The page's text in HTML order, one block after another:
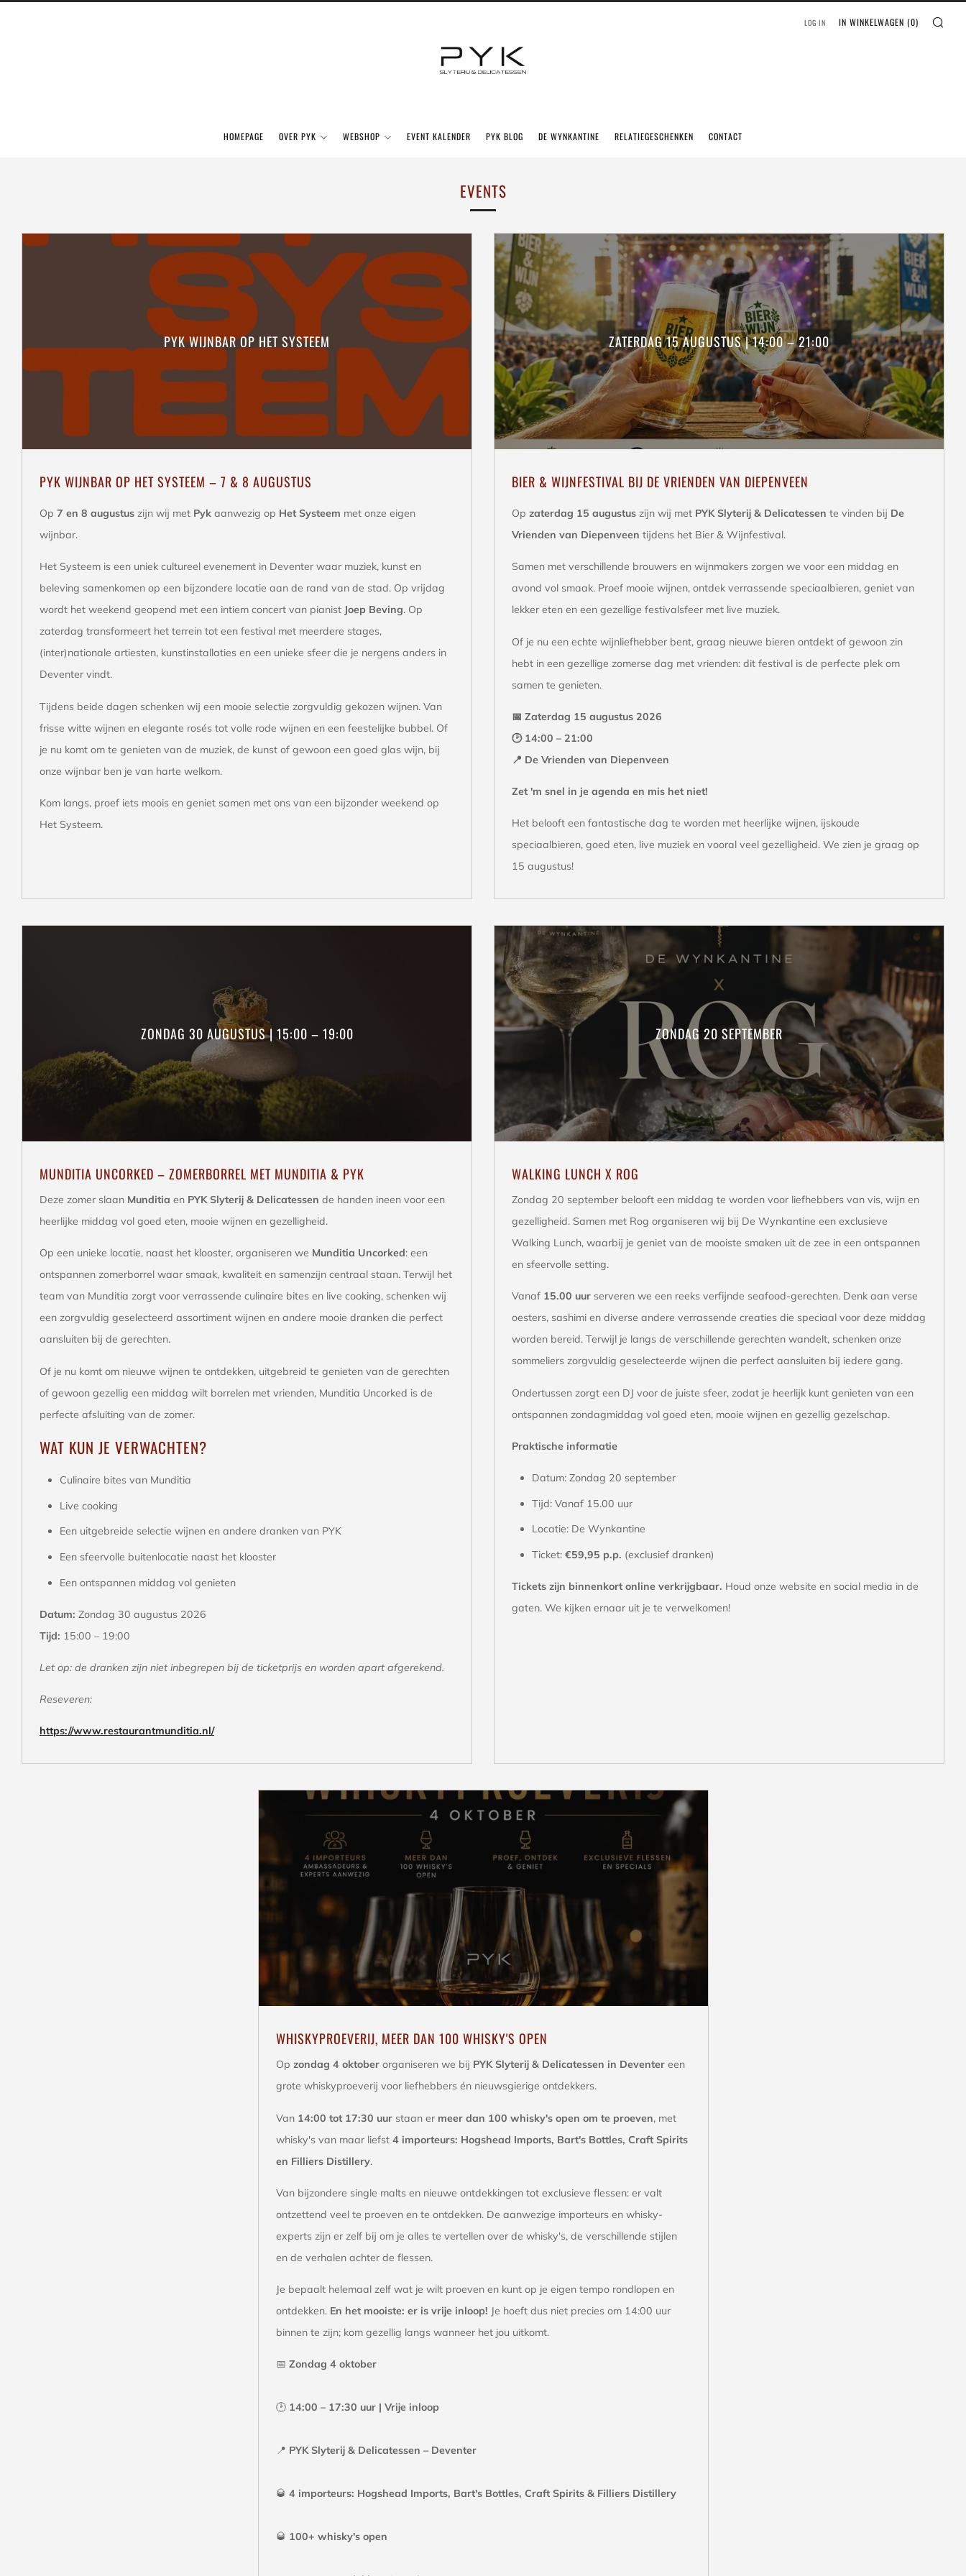
HOMEPAGE OVER PYK WEBSHOP EVENT KALENDER PYK BLOG DE WYNKANTINE RELATIEGESCHENKEN CONTACT
LOG IN IN WINKELWAGEN (0)
EVENTS
PYK WIJNBAR OP HET SYSTEEM
PYK WIJNBAR OP HET SYSTEEM – 7 & 8 AUGUSTUS
Op 7 en 8 augustus zijn wij met Pyk aanwezig op Het Systeem met onze eigen
wijnbar.
Het Systeem is een uniek cultureel evenement in Deventer waar muziek, kunst en
beleving samenkomen op een bijzondere locatie aan de rand van de stad. Op vrijdag
wordt het weekend geopend met een intiem concert van pianist Joep Beving. Op
zaterdag transformeert het terrein tot een festival met meerdere stages,
(inter)nationale artiesten, kunstinstallaties en een unieke sfeer die je nergens anders in
Deventer vindt.
Tijdens beide dagen schenken wij een mooie selectie zorgvuldig gekozen wijnen. Van
frisse witte wijnen en elegante rosés tot volle rode wijnen en een feestelijke bubbel. Of
je nu komt om te genieten van de muziek, de kunst of gewoon een goed glas wijn, bij
onze wijnbar ben je van harte welkom.
Kom langs, proef iets moois en geniet samen met ons van een bijzonder weekend op
Het Systeem.
ZATERDAG 15 AUGUSTUS | 14:00 – 21:00
BIER & WIJNFESTIVAL BIJ DE VRIENDEN VAN DIEPENVEEN
Op zaterdag 15 augustus zijn wij met PYK Slyterij & Delicatessen te vinden bij De
Vrienden van Diepenveen tijdens het Bier & Wijnfestival.
Samen met verschillende brouwers en wijnmakers zorgen we voor een middag en
avond vol smaak. Proef mooie wijnen, ontdek verrassende speciaalbieren, geniet van
lekker eten en een gezellige festivalsfeer met live muziek.
Of je nu een echte wijnliefhebber bent, graag nieuwe bieren ontdekt of gewoon zin
hebt in een gezellige zomerse dag met vrienden: dit festival is de perfecte plek om
samen te genieten.
📅 Zaterdag 15 augustus 2026
🕑 14:00 – 21:00
📍 De Vrienden van Diepenveen
Zet 'm snel in je agenda en mis het niet!
Het belooft een fantastische dag te worden met heerlijke wijnen, ijskoude
speciaalbieren, goed eten, live muziek en vooral veel gezelligheid. We zien je graag op
15 augustus!
ZONDAG 30 AUGUSTUS | 15:00 – 19:00
MUNDITIA UNCORKED – ZOMERBORREL MET MUNDITIA & PYK
Deze zomer slaan Munditia en PYK Slyterij & Delicatessen de handen ineen voor een
heerlijke middag vol goed eten, mooie wijnen en gezelligheid.
Op een unieke locatie, naast het klooster, organiseren we Munditia Uncorked: een
ontspannen zomerborrel waar smaak, kwaliteit en samenzijn centraal staan. Terwijl het
team van Munditia zorgt voor verrassende culinaire bites en live cooking, schenken wij
een zorgvuldig geselecteerd assortiment wijnen en andere mooie dranken die perfect
aansluiten bij de gerechten.
Of je nu komt om nieuwe wijnen te ontdekken, uitgebreid te genieten van de gerechten
of gewoon gezellig een middag wilt borrelen met vrienden, Munditia Uncorked is de
perfecte afsluiting van de zomer.
WAT KUN JE VERWACHTEN?
Culinaire bites van Munditia
Live cooking
Een uitgebreide selectie wijnen en andere dranken van PYK
Een sfeervolle buitenlocatie naast het klooster
Een ontspannen middag vol genieten
Datum: Zondag 30 augustus 2026
Tijd: 15:00 – 19:00
Let op: de dranken zijn niet inbegrepen bij de ticketprijs en worden apart afgerekend.
Reseveren:
https://www.restaurantmunditia.nl/
ZONDAG 20 SEPTEMBER
WALKING LUNCH X ROG
Zondag 20 september belooft een middag te worden voor liefhebbers van vis, wijn en
gezelligheid. Samen met Rog organiseren wij bij De Wynkantine een exclusieve
Walking Lunch, waarbij je geniet van de mooiste smaken uit de zee in een ontspannen
en sfeervolle setting.
Vanaf 15.00 uur serveren we een reeks verfijnde seafood-gerechten. Denk aan verse
oesters, sashimi en diverse andere verrassende creaties die speciaal voor deze middag
worden bereid. Terwijl je langs de verschillende gerechten wandelt, schenken onze
sommeliers zorgvuldig geselecteerde wijnen die perfect aansluiten bij iedere gang.
Ondertussen zorgt een DJ voor de juiste sfeer, zodat je heerlijk kunt genieten van een
ontspannen zondagmiddag vol goed eten, mooie wijnen en gezellig gezelschap.
Praktische informatie
Datum: Zondag 20 september
Tijd: Vanaf 15.00 uur
Locatie: De Wynkantine
Ticket:€59,95 p.p. (exclusief dranken)
Tickets zijn binnenkort online verkrijgbaar. Houd onze website en social media in de
gaten. We kijken ernaar uit je te verwelkomen!
WHISKYPROEVERIJ, MEER DAN 100 WHISKY'S OPEN
Op zondag 4 oktoberorganiseren we bij PYK Slyterij & Delicatessen in Deventereen
grote whiskyproeverij voor liefhebbers én nieuwsgierige ontdekkers.
Van 14:00 tot 17:30 uurstaan er meer dan 100 whisky's open om te proeven, met
whisky's van maar liefst 4 importeurs: Hogshead Imports, Bart's Bottles, Craft Spirits
en Filliers Distillery.
Van bijzondere single malts en nieuwe ontdekkingen tot exclusieve flessen: er valt
ontzettend veel te proeven en te ontdekken. De aanwezige importeurs en whisky-
experts zijn er zelf bij om je alles te vertellen over de whisky's, de verschillende stijlen
en de verhalen achter de flessen.
Je bepaalt helemaal zelf wat je wilt proeven en kunt op je eigen tempo rondlopen en
ontdekken. En het mooiste: er is vrije inloop! Je hoeft dus niet precies om 14:00 uur
binnen te zijn; kom gezellig langs wanneer het jou uitkomt.
📅 Zondag 4 oktober
🕑 14:00 – 17:30 uur | Vrije inloop
📍 PYK Slyterij & Delicatessen – Deventer
🥃 4 importeurs: Hogshead Imports, Bart's Bottles, Craft Spirits & Filliers Distillery
🥃 100+ whisky's open